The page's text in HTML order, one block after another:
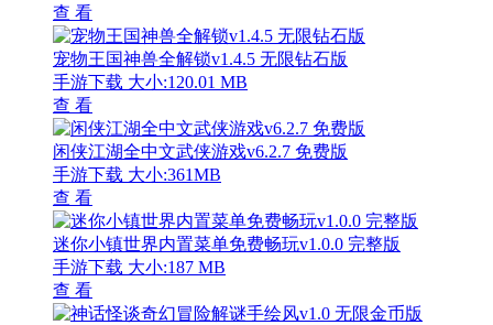
查 看
宠物王国神兽全解锁v1.4.5 无限钻石版
手游下载 大小:120.01 MB
查 看
闲侠江湖全中文武侠游戏v6.2.7 免费版
手游下载 大小:361MB
查 看
迷你小镇世界内置菜单免费畅玩v1.0.0 完整版
手游下载 大小:187 MB
查 看